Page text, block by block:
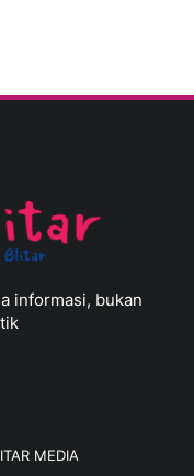
informasi, bukan
MEDIA